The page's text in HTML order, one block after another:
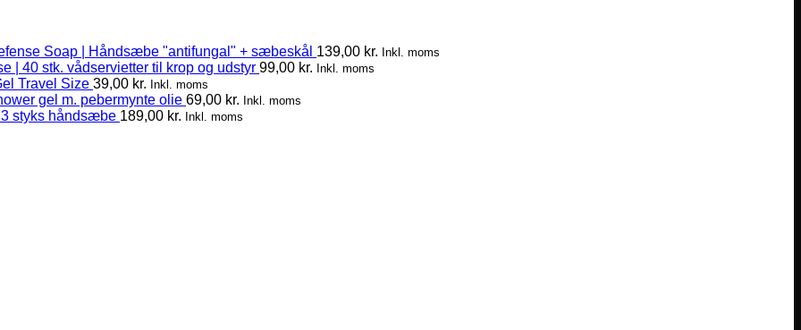
Soap | Håndsæbe "antifungal" + sæbeskål 139,00 kr. Inkl. moms
| 40 stk. vådservietter til krop og udstyr 99,00 kr. Inkl. moms
Travel Size 39,00 kr. Inkl. moms
gel m. pebermynte olie 69,00 kr. Inkl. moms
styks håndsæbe 189,00 kr. Inkl. moms